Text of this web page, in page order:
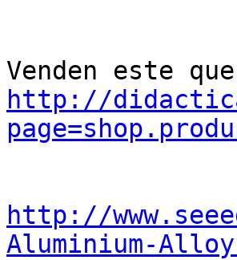
http://
http://
Aluminium-